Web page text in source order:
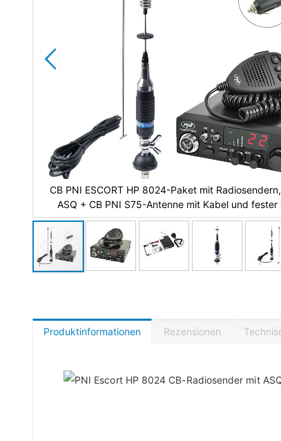
CB PNI ESCORT HP 8024-Paket mit
ASQ + CB PNI S75-Antenne mit Kabel und fester
Produktinformationen Rezensionen